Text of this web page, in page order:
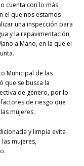
cuenta con lo más
el que nos estamos
una inspección para
y la repavimentación,
a Mano, en la que el
Municipal de las
que se busca la
de género, por lo
de riesgo que
mujeres.
y limpia evita
mujeres,